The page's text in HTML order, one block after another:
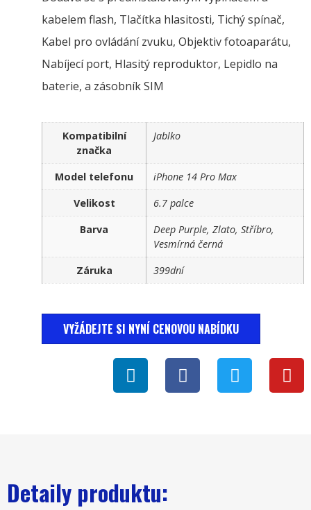
kabelem flash, Tlačítka hlasitosti, Tichý spínač,
Kabel pro ovládání zvuku, Objektiv fotoaparátu,
Nabíjecí port, Hlasitý reproduktor, Lepidlo na
baterie, a zásobník SIM
Kompatibilní
značka
Jablko
Model telefonu
iPhone 14 Pro Max
Velikost
6.7 palce
Barva
Deep Purple, Zlato, Stříbro,
Vesmírná černá
Záruka
399dní
VYŽÁDEJTE SI NYNÍ CENOVOU NABÍDKU
Detaily produktu: